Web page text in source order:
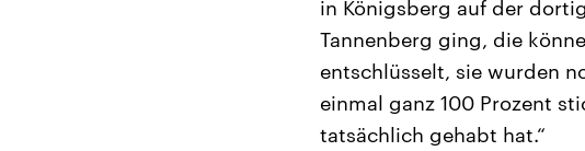
in Königsberg auf der
Tannenberg ging, die
entschlüsselt, sie wurden
einmal ganz 100 Prozent
tatsächlich gehabt hat.“